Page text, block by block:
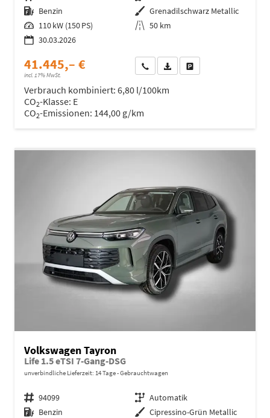
Kraftstoff Benzin Außenfarbe Grenadilschwarz Metallic
Leistung 110 kW (150 PS) Kilometerstand 50 km
30.03.2026
41.445,– €
incl. 17% MwSt.
Wir rufen Sie anFahrzeugexposé (PDF)
Verbrauch kombiniert: 6,80 l/100km
CO2-Klasse: E
CO2-Emissionen: 144,00 g/km
Volkswagen Tayron
Life 1.5 eTSI 7-Gang-DSG
unverbindliche Lieferzeit: 14 Tage Gebrauchtwagen
Fahrzeugnr. 94099 Getriebe Automatik
Kraftstoff Benzin Außenfarbe Cipressino-Grün Metallic